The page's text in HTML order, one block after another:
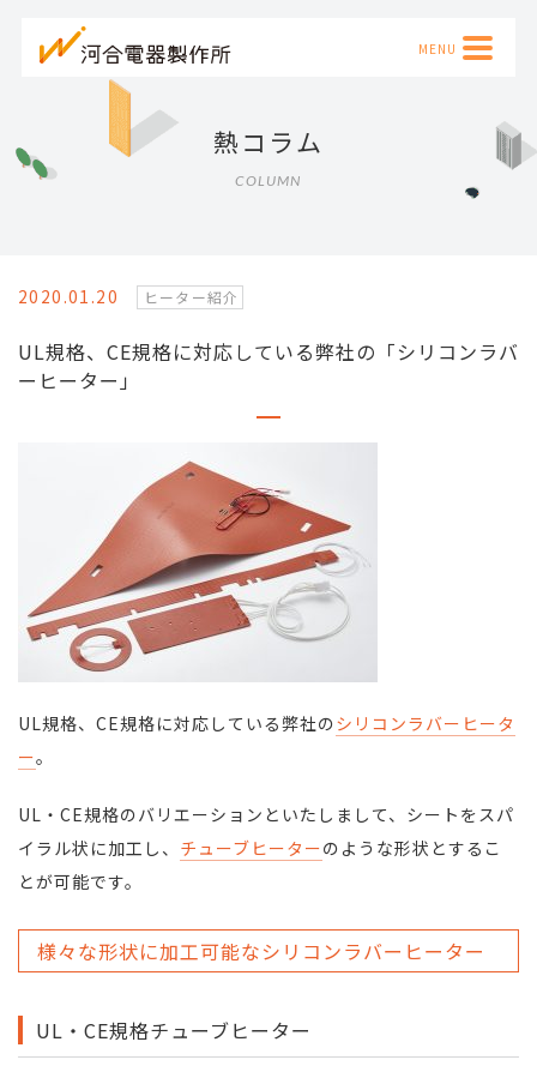
熱コラム
COLUMN
2020.01.20 ヒーター紹介
UL規格、CE規格に対応している弊社の「シリコンラバ
ーヒーター」
UL規格、CE規格に対応している弊社のシリコンラバーヒータ
ー。
UL・CE規格のバリエーションといたしまして、シートをスパ
イラル状に加工し、 チューブヒーターのような形状とするこ
とが可能です。
様々な形状に加工可能なシリコンラバーヒーター
UL・CE規格チューブヒーター